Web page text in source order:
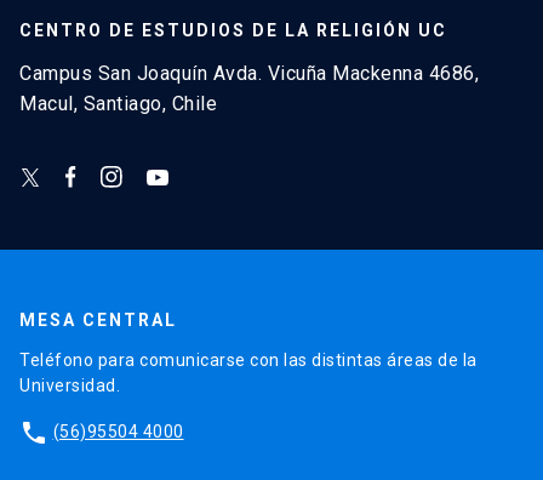
CENTRO DE ESTUDIOS DE LA RELIGIÓN UC
Campus San Joaquín Avda. Vicuña Mackenna 4686,
Macul, Santiago, Chile
MESA CENTRAL
Teléfono para comunicarse con las distintas áreas de la
Universidad.
phone (56)95504 4000